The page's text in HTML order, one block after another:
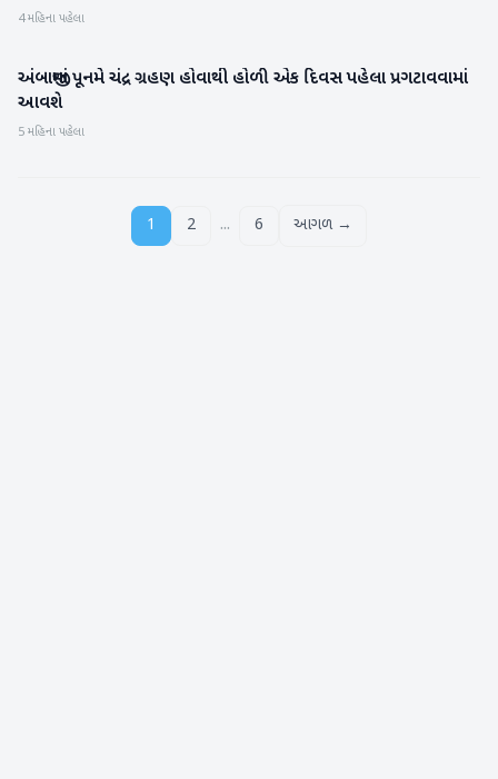
4 મહિના પહેલા
બનાસકાંઠા
અંબાજીમાં પૂનમે ચંદ્ર ગ્રહણ હોવાથી હોળી એક દિવસ પહેલા પ્રગટાવવામાં
આવશે
5 મહિના પહેલા
1 2 ... 6 આગળ →